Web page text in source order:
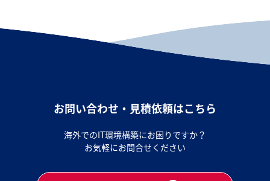
お問い合わせ・見積依頼はこちら
海外でのIT環境構築にお困りですか？
お気軽にお問合せください